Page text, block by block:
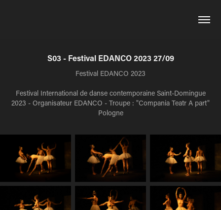
S03 - Festival EDANCO 2023 27/09
Festival EDANCO 2023
Festival International de danse contemporaine Saint-Domingue
2023 - Organisateur EDANCO - Troupe : "Compania Teatr A part"
Pologne